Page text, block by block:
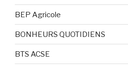
BEP Agricole
BONHEURS QUOTIDIENS
BTS ACSE